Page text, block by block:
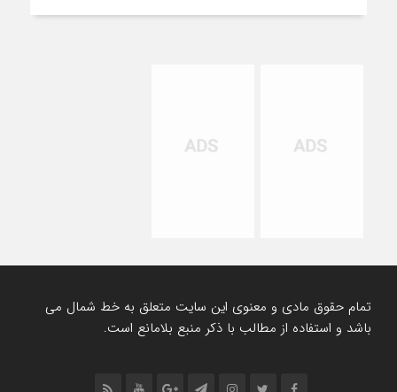
تمام حقوق مادی و معنوی این سایت متعلق به خط شمال می
باشد و استفاده از مطالب با ذکر منبع بلامانع است.